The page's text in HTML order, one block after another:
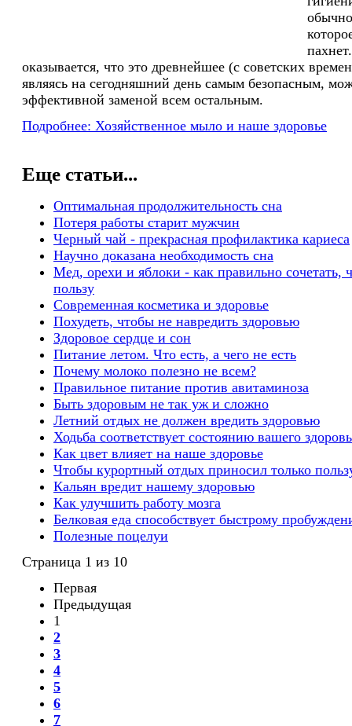
оказывается, что это древнейшее (с советских
являясь на сегодняшний день самым безопасным,
эффективной заменой всем остальным.
Подробнее: Хозяйственное мыло и наше здоровье
Еще статьи...
Оптимальная продолжительность сна
Потеря работы старит мужчин
Черный чай - прекрасная профилактика кариеса
Научно доказана необходимость сна
Мед, орехи и яблоки - как правильно сочетать,
пользу
Современная косметика и здоровье
Похудеть, чтобы не навредить здоровью
Здоровое сердце и сон
Питание летом. Что есть, а чего не есть
Почему молоко полезно не всем?
Правильное питание против авитаминоза
Быть здоровым не так уж и сложно
Летний отдых не должен вредить здоровью
Ходьба соответствует состоянию вашего
Как цвет влияет на наше здоровье
Чтобы курортный отдых приносил только
Кальян вредит нашему здоровью
Как улучшить работу мозга
Белковая еда способствует быстрому
Полезные поцелуи
Страница 1 из 10
Первая
Предыдущая
1
2
3
4
5
6
7